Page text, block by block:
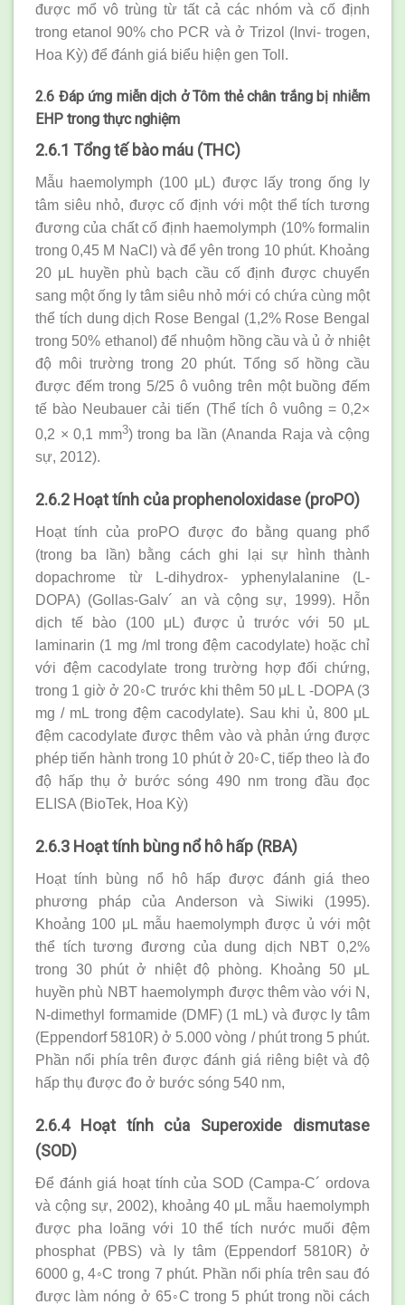
được mổ vô trùng từ tất cả các nhóm và cố định
trong etanol 90% cho PCR và ở Trizol (Invi- trogen,
Hoa Kỳ) để đánh giá biểu hiện gen Toll.
2.6 Đáp ứng miễn dịch ở Tôm thẻ chân trắng bị nhiễm
EHP trong thực nghiệm
2.6.1 Tổng tế bào máu (THC)
Mẫu haemolymph (100 μL) được lấy trong ống ly
tâm siêu nhỏ, được cố định với một thể tích tương
đương của chất cố định haemolymph (10% formalin
trong 0,45 M NaCl) và để yên trong 10 phút. Khoảng
20 μL huyền phù bạch cầu cố định được chuyển
sang một ống ly tâm siêu nhỏ mới có chứa cùng một
thể tích dung dịch Rose Bengal (1,2% Rose Bengal
trong 50% ethanol) để nhuộm hồng cầu và ủ ở nhiệt
độ môi trường trong 20 phút. Tổng số hồng cầu
được đếm trong 5/25 ô vuông trên một buồng đếm
tế bào Neubauer cải tiến (Thể tích ô vuông = 0,2×
0,2 × 0,1 mm3) trong ba lần (Ananda Raja và cộng
sự, 2012).
2.6.2 Hoạt tính của prophenoloxidase (proPO)
Hoạt tính của proPO được đo bằng quang phổ
(trong ba lần) bằng cách ghi lại sự hình thành
dopachrome từ L-dihydrox- yphenylalanine (L-
DOPA) (Gollas-Galv´ an và cộng sự, 1999). Hỗn
dịch tế bào (100 μL) được ủ trước với 50 μL
laminarin (1 mg /ml trong đệm cacodylate) hoặc chỉ
với đệm cacodylate trong trường hợp đối chứng,
trong 1 giờ ở 20◦C trước khi thêm 50 μL L -DOPA (3
mg / mL trong đệm cacodylate). Sau khi ủ, 800 μL
đệm cacodylate được thêm vào và phản ứng được
phép tiến hành trong 10 phút ở 20◦C, tiếp theo là đo
độ hấp thụ ở bước sóng 490 nm trong đầu đọc
ELISA (BioTek, Hoa Kỳ)
2.6.3 Hoạt tính bùng nổ hô hấp (RBA)
Hoạt tính bùng nổ hô hấp được đánh giá theo
phương pháp của Anderson và Siwiki (1995).
Khoảng 100 μL mẫu haemolymph được ủ với một
thể tích tương đương của dung dịch NBT 0,2%
trong 30 phút ở nhiệt độ phòng. Khoảng 50 μL
huyền phù NBT haemolymph được thêm vào với N,
N-dimethyl formamide (DMF) (1 mL) và được ly tâm
(Eppendorf 5810R) ở 5.000 vòng / phút trong 5 phút.
Phần nổi phía trên được đánh giá riêng biệt và độ
hấp thụ được đo ở bước sóng 540 nm,
2.6.4 Hoạt tính của Superoxide dismutase
(SOD)
Để đánh giá hoạt tính của SOD (Campa-C´ ordova
và cộng sự, 2002), khoảng 40 μL mẫu haemolymph
được pha loãng với 10 thể tích nước muối đệm
phosphat (PBS) và ly tâm (Eppendorf 5810R) ở
6000 g, 4◦C trong 7 phút. Phần nổi phía trên sau đó
được làm nóng ở 65◦C trong 5 phút trong nồi cách